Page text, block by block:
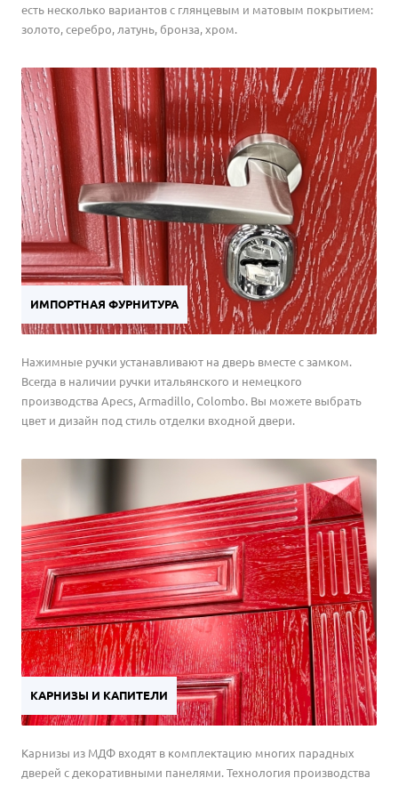
есть несколько вариантов с глянцевым и матовым покрытием:
золото, серебро, латунь, бронза, хром.
ИМПОРТНАЯ ФУРНИТУРА
Нажимные ручки устанавливают на дверь вместе с замком.
Всегда в наличии ручки итальянского и немецкого
производства Apecs, Armadillo, Colombo. Вы можете выбрать
цвет и дизайн под стиль отделки входной двери.
КАРНИЗЫ И КАПИТЕЛИ
Карнизы из МДФ входят в комплектацию многих парадных
дверей с декоративными панелями. Технология производства